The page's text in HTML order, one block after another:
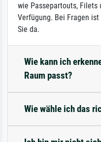
wie Passepartouts, Filets
Verfügung. Bei Fragen
Sie da.
Wie kann ich
Raum passt?
Wie wähle ich das